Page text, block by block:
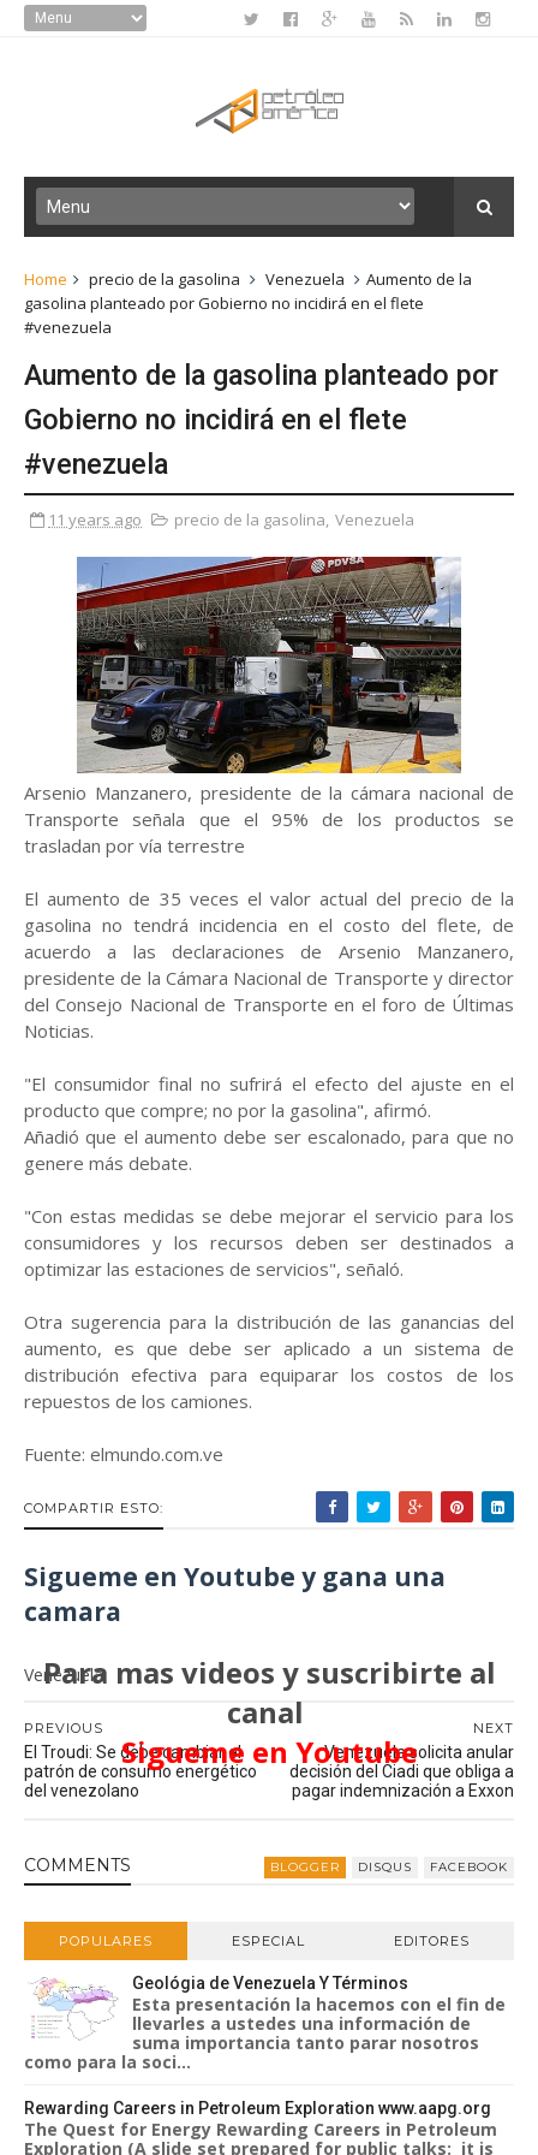
Home precio de la gasolina Venezuela
Aumento de la
gasolina planteado por Gobierno no incidirá en el flete
#venezuela
Aumento de la gasolina planteado por
Gobierno no incidirá en el flete
#venezuela
11 years ago precio de la gasolina, Venezuela
Arsenio Manzanero, presidente de la cámara nacional de
Transporte señala que el 95% de los productos se
trasladan por vía terrestre
El aumento de 35 veces el valor actual del precio de la
gasolina no tendrá incidencia en el costo del flete, de
acuerdo a las declaraciones de Arsenio Manzanero,
presidente de la Cámara Nacional de Transporte y director
del Consejo Nacional de Transporte en el foro de Últimas
Noticias.
"El consumidor final no sufrirá el efecto del ajuste en el
producto que compre; no por la gasolina", afirmó.
Añadió que el aumento debe ser escalonado, para que no
genere más debate.
"Con estas medidas se debe mejorar el servicio para los
consumidores y los recursos deben ser destinados a
optimizar las estaciones de servicios", señaló.
Otra sugerencia para la distribución de las ganancias del
aumento, es que debe ser aplicado a un sistema de
distribución efectiva para equiparar los costos de los
repuestos de los camiones.
Fuente: elmundo.com.ve
COMPARTIR ESTO:
Sigueme en Youtube y gana una
camara
Para mas videos y suscribirte al
canal
Sigueme en Youtube
Venezuela
NEXT
Venezuela solicita anular
decisión del Ciadi que obliga a
pagar indemnización a Exxon
PREVIOUS
El Troudi: Se debe cambiar el
patrón de consumo energético
del venezolano
COMMENTS BLOGGER DISQUS FACEBOOK
POPULARES ESPECIAL EDITORES
Geológia de Venezuela Y Términos
Esta presentación la hacemos con el fin de
llevarles a ustedes una información de
suma importancia tanto parar nosotros
como para la soci...
Rewarding Careers in Petroleum Exploration www.aapg.org
The Quest for Energy Rewarding Careers in Petroleum
Exploration (A slide set prepared for public talks: it is